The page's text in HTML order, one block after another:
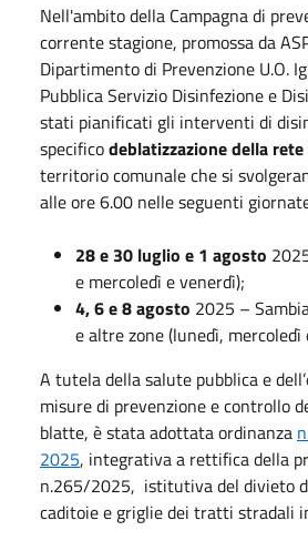
Nell'ambito della Campagna di
corrente stagione, promossa da
Dipartimento di Prevenzione U.O.
Pubblica Servizio Disinfezione e
stati pianificati gli interventi di
specificodeblatizzazione della
territorio comunale che si
alle ore 6.00 nelle seguenti
28 e 30 luglio e 1 agosto
e mercoledì e venerdì);
4, 6 e 8 agosto 2025 –
e altre zone (lunedì, mercoledì
A tutela della salute pubblica e
misure di prevenzione e controllo
blatte, è stata adottata ordinanza
2025, integrativa a rettifica della
n.265/2025, istitutiva del divieto
caditoie e griglie dei tratti stradali